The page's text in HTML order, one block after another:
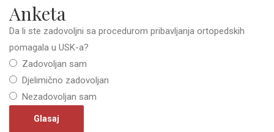
Anketa
Da li ste zadovoljni sa procedurom pribavljanja ortopedskih
pomagala u USK-a?
Zadovoljan sam
Djelimično zadovoljan
Nezadovoljan sam